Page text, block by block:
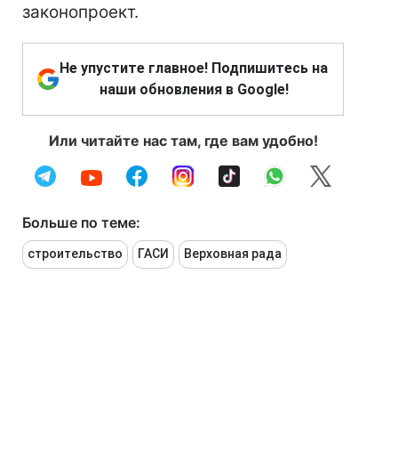
законопроект.
Не упустите главное! Подпишитесь на
наши обновления в Google!
Или читайте нас там, где вам удобно!
Больше по теме:
строительство ГАСИ Верховная рада